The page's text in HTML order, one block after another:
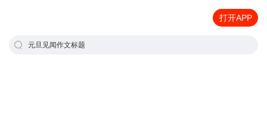
打开APP
元旦见闻作文标题